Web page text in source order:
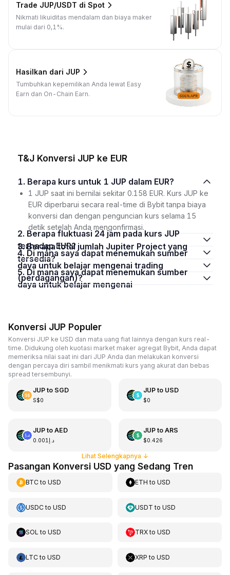
Trade JUP/USDT di Spot
Nikmati likuiditas mendalam dan biaya maker
mulai dari 0,1%.
Hasilkan dari JUP
Tumbuhkan kepemilikan Anda lewat Easy
Earn dan On-Chain Earn.
T&J Konversi JUP ke EUR
1. Berapa kurs untuk 1 JUP dalam EUR?
1 JUP saat ini bernilai sekitar 0.158 EUR. Kurs JUP ke
EUR diperbarui secara real-time di Bybit tanpa biaya
konversi dan dengan penguncian kurs selama 15
detik setelah Anda mengonfirmasi.
2. Berapa fluktuasi 24 jam pada kurs JUP
terhadap EUR?
3. Berapa total jumlah Jupiter Project yang
tersedia?
4. Di mana saya dapat menemukan sumber
daya untuk belajar mengenai trading
(perdagangan)?
5. Di mana saya dapat menemukan sumber
daya untuk belajar mengenai
Konversi JUP Populer
Konversi JUP ke USD dan mata uang fiat lainnya dengan kurs real-
time. Didukung oleh kuotasi market maker agregat Bybit, Anda dapat
memeriksa nilai saat ini dari JUP Anda dan melakukan konversi
dengan percaya diri sambil menikmati kurs yang akurat dan bebas
spread tersembunyi.
JUPto SGD
S$0
JUPto USD
$0
JUPto AED
د.إ0.001
JUPto ARS
$0.426
Lihat Selengkapnya ↓
Pasangan Konversi USD yang Sedang Tren
BTCto USD ETH toUSD
USDCto USD USDT toUSD
SOL to USD TRXtoUSD
LTCto USD XRP toUSD